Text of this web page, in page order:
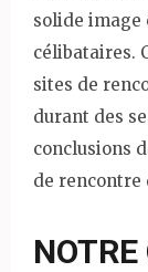
solide image
célibataires.
sites de
durant des
conclusions
de rencontre